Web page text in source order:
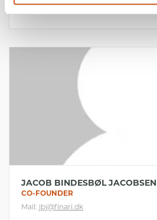
JACOB BINDESBØL JACOBSEN
CO-FOUNDER
Mail: jbj@finari.dk